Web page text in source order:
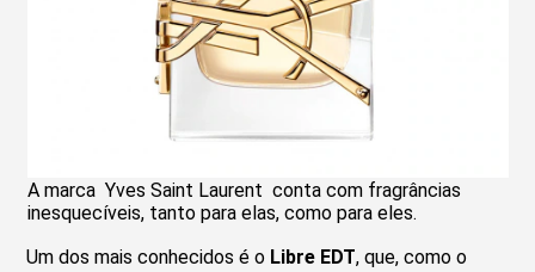
A marca Yves Saint Laurent conta com fragrâncias
inesquecíveis, tanto para elas, como para eles.
Um dos mais conhecidos é o Libre EDT, que, como o